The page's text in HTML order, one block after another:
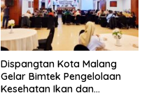
Dispangtan Kota Malang
Gelar Bimtek Pengelolaan
Kesehatan Ikan dan